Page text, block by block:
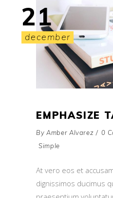
21
december
EMPHASIZE
By Amber Alvarez 0
Simple
At vero eos et
dignissimos ducimus